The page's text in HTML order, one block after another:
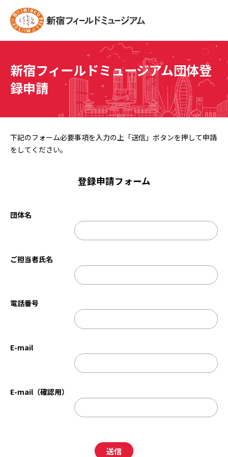
新宿フィールドミュージアム団体登
録申請
下記のフォーム必要事項を入力の上「送信」ボタンを押して申請
をしてください。
登録申請フォーム
団体名
ご担当者氏名
電話番号
E-mail
E-mail（確認用）